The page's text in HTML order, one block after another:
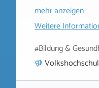
mehr anzeigen
Weitere
#Bildung &